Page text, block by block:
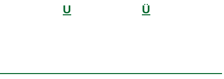
U
Ü